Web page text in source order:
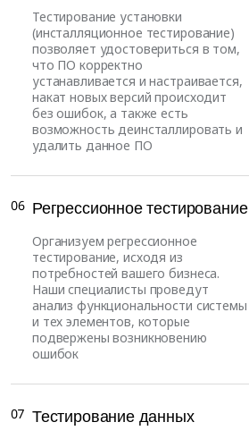
Тестирование установки
(инсталляционное тестирование)
позволяет удостовериться в том,
что ПО корректно
устанавливается и настраивается,
накат новых версий происходит
без ошибок, а также есть
возможность деинсталлировать и
удалить данное ПО
Регрессионное тестирование
Организуем регрессионное
тестирование, исходя из
потребностей вашего бизнеса.
Наши специалисты проведут
анализ функциональности системы
и тех элементов, которые
подвержены возникновению
ошибок
06
Тестирование данных
07